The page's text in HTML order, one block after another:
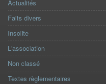
Actualités
Faits divers
Insolite
L'association
Non classé
Textes règlementaires